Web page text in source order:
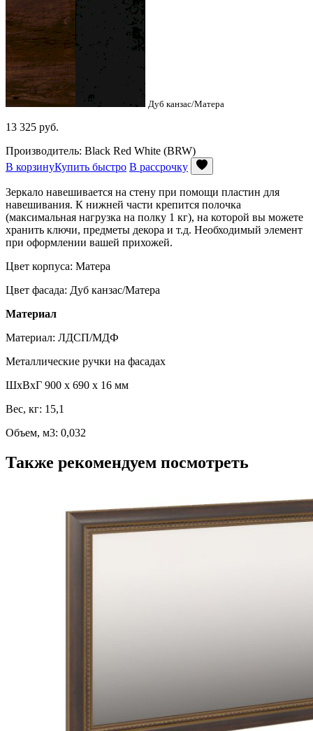
Дуб канзас/Матера
13 325 руб.
Производитель: Black Red White (BRW)
В корзинуКупить быстро В рассрочку
Зеркало навешивается на стену при помощи пластин для
навешивания. К нижней части крепится полочка
(максимальная нагрузка на полку 1 кг), на которой вы можете
хранить ключи, предметы декора и т.д. Необходимый элемент
при оформлении вашей прихожей.
Цвет корпуса: Матера
Цвет фасада: Дуб канзас/Матера
Материал
Материал: ЛДСП/МДФ
Металлические ручки на фасадах
ШхВхГ 900 х 690 х 16 мм
Вес, кг: 15,1
Объем, м3: 0,032
Также рекомендуем посмотреть